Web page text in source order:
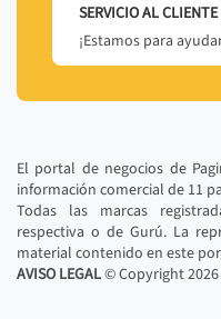
SERVICIO AL CLIENTE
¡Estamos para
El portal de negocios de
información comercial de 11
Todas las marcas
respectiva o de Gurú. La
material contenido en este
AVISO LEGAL© Copyright2026